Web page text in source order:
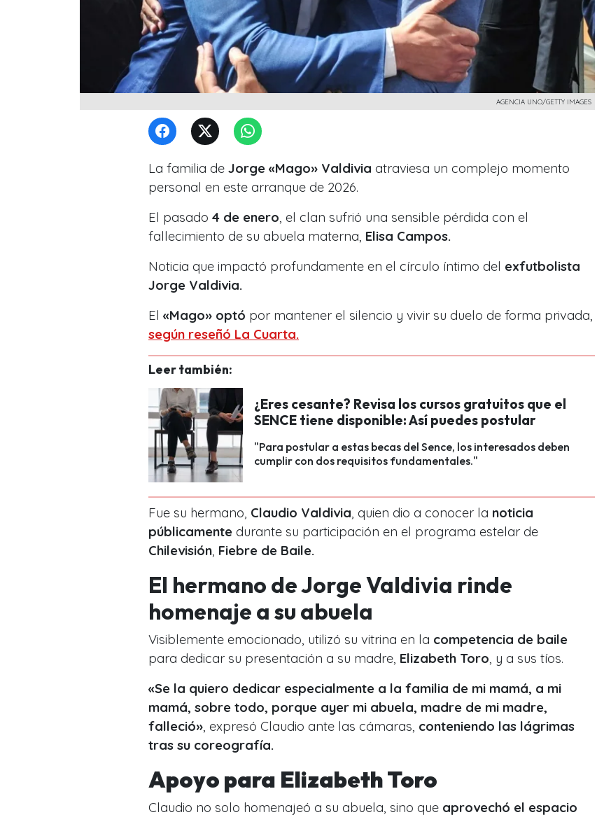
AGENCIA UNO/GETTY IMAGES
La familia de Jorge «Mago» Valdivia atraviesa un complejo momento
personal en este arranque de 2026.
El pasado 4 de enero , el clan sufrió una sensible pérdida con el
fallecimiento de su abuela materna, Elisa Campos.
Noticia que impactó profundamente en el círculo íntimo del exfutbolista
Jorge Valdivia.
El «Mago» optó por mantener el silencio y vivir su duelo de forma privada,
según reseñó La Cuarta.
Leer también:
¿Eres cesante? Revisa los cursos gratuitos que el
SENCE tiene disponible: Así puedes postular
"Para postular a estas becas del Sence, los interesados deben
cumplir con dos requisitos fundamentales."
Fue su hermano, Claudio Valdivia , quien dio a conocer la noticia
públicamente durante su participación en el programa estelar de
Chilevisión Fiebre de Baile.
El hermano de Jorge Valdivia rinde
homenaje a su abuela
Visiblemente emocionado, utilizó su vitrina en la competencia de baile
para dedicar su presentación a su madre, Elizabeth Toro , y a sus tíos.
«Se la quiero dedicar especialmente a la familia de mi mamá, a mi
mamá, sobre todo, porque ayer mi abuela, madre de mi madre,
falleció» , expresó Claudio ante las cámaras, conteniendo las lágrimas
tras su coreografía.
Apoyo para Elizabeth Toro
Claudio no solo homenajeó a su abuela, sino que aprovechó el espacio